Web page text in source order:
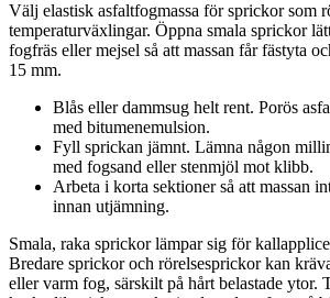
Välj elastisk asfaltfogmassa för sprickor som
temperaturväxlingar. Öppna smala sprickor
fogfräs eller mejsel så att massan får fästyta
15 mm.
Blås eller dammsug helt rent. Porös
med bitumenemulsion.
Fyll sprickan jämnt. Lämna någon
med fogsand eller stenmjöl mot klibb.
Arbeta i korta sektioner så att massan
innan utjämning.
Smala, raka sprickor lämpar sig för
Bredare sprickor och rörelsesprickor kan
eller varm fog, särskilt på hårt belastade ytor.